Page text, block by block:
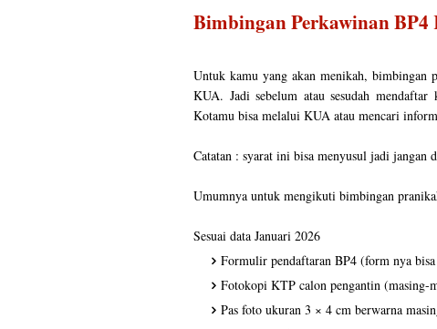
Bimbingan Perkawinan BP4
Untuk kamu yang akan menikah, bimbingan
KUA. Jadi sebelum atau sesudah
Kotamu bisa melalui KUA atau mencari
Catatan : syarat ini bisa menyusul jadi
Umumnya untuk mengikuti bimbingan
Sesuai data Januari 2026
Formulir pendaftaran BP4 (form nya
Fotokopi KTP calon pengantin (masing-
Pas foto ukuran 3 × 4 cm berwarna